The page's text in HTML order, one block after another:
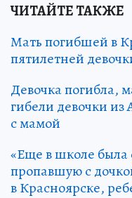
ЧИТАЙТЕ ТАКЖЕ
Мать погибшей в
пятилетней
Девочка погибла,
гибели девочки
с мамой
«Еще в школе была
пропавшую с
в Красноярске,